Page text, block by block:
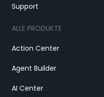
Support
ALLE PRODUKTE
Action Center
Agent Builder
AI Center